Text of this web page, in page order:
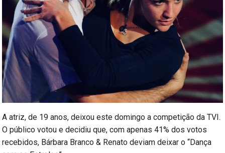
A atriz, de 19 anos, deixou este domingo a competição da TVI.
O público votou e decidiu que, com apenas 41% dos votos
recebidos, Bárbara Branco & Renato deviam deixar o “Dança